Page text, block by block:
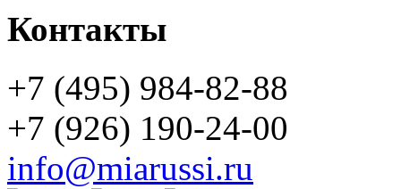
Контакты
+7 (495) 984-82-88
+7 (926) 190-24-00
info@miarussi.ru